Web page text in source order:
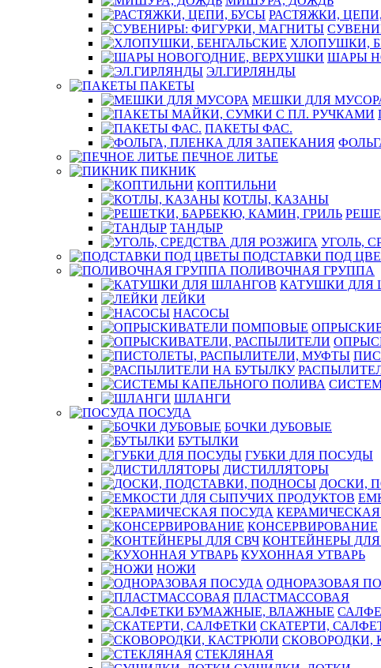
РАСТЯЖКИ,
ХЛОПУШКИ,
ШАРЫ
ЭЛ.ГИРЛЯНДЫ
ПАКЕТЫ
МЕШКИ ДЛЯ
ПАКЕТЫ ФАС.
ПЕЧНОЕ ЛИТЬЕ
ПИКНИК
КОПТИЛЬНИ
КОТЛЫ, КАЗАНЫ
ТАНДЫР
УГОЛЬ,
ПОДСТАВКИ ПОД
ПОЛИВОЧНАЯ ГРУППА
КАТУШКИ ДЛЯ
ЛЕЙКИ
НАСОСЫ
ШЛАНГИ
ПОСУДА
БОЧКИ ДУБОВЫЕ
БУТЫЛКИ
ГУБКИ ДЛЯ ПОСУДЫ
ДИСТИЛЛЯТОРЫ
ДОСКИ,
КОНСЕРВИРОВАНИЕ
КОНТЕЙНЕРЫ ДЛЯ
КУХОННАЯ УТВАРЬ
НОЖИ
ОДНОРАЗОВАЯ
ПЛАСТМАССОВАЯ
СКАТЕРТИ,
СКОВОРОДКИ,
СТЕКЛЯНАЯ